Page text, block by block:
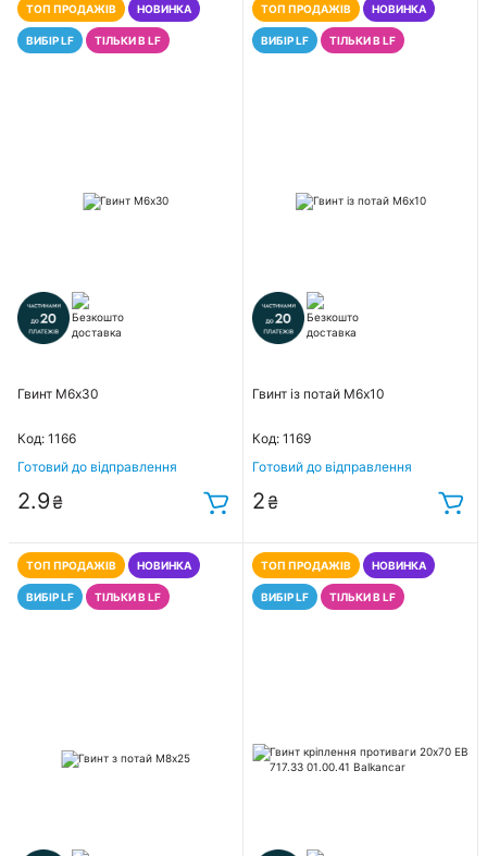
ТОП ПРОДАЖІВ НОВИНКА
ВИБІР LF ТІЛЬКИ В LF
Гвинт М6х30
Код: 1166
Готовий до відправлення
2.9₴
ТОП ПРОДАЖІВ НОВИНКА
ВИБІР LF ТІЛЬКИ В LF
Гвинт із потай М6х10
Код: 1169
Готовий до відправлення
2₴
ТОП ПРОДАЖІВ НОВИНКА
ВИБІР LF ТІЛЬКИ В LF
ТОП ПРОДАЖІВ НОВИНКА
ВИБІР LF ТІЛЬКИ В LF